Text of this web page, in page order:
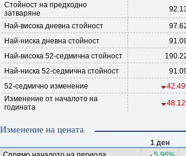
Стойност на предходно
затваряне
Най-висока дневна стойност
Най-ниска дневна стойност
Най-висока 52-седмична стойност
Най-ниска 52-седмична стойност
52-седмично изменение
Изменение от началото на
годината
Изменение на цената
1 ден